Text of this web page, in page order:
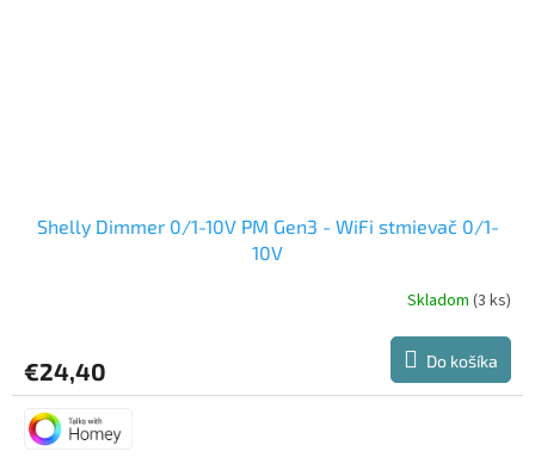
Shelly Dimmer 0/1-10V PM Gen3 - WiFi stmievač 0/1-
10V
Skladom (3 ks)
€24,40 Do košíka